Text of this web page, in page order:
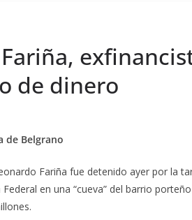
de dinero
de Belgrano
Fariña fue detenido ayer por la
en una “cueva” del barrio